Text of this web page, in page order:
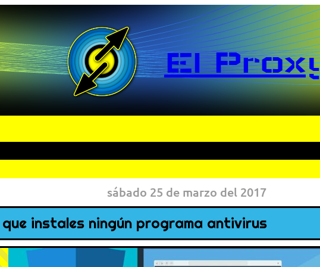
El
sábado 25 de marzo del 2017
instales ningún programa antivirus